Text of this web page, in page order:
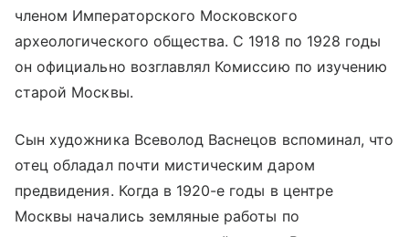
членом Императорского Московского
археологического общества. С 1918 по 1928 годы
он официально возглавлял Комиссию по изучению
старой Москвы.
Сын художника Всеволод Васнецов вспоминал, что
отец обладал почти мистическим даром
предвидения. Когда в 1920-е годы в центре
Москвы начались земляные работы по